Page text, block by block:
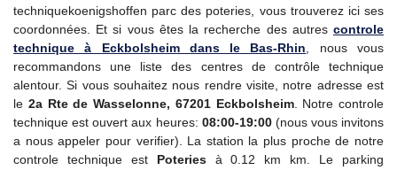
techniquekoenigshoffen parc des poteries, vous trouverez ici ses
coordonnées. Et si vous êtes la recherche des autres controle
technique à Eckbolsheim dans le Bas-Rhin , nous vous
recommandons une liste des centres de contrôle technique
alentour. Si vous souhaitez nous rendre visite, notre adresse est
le 2a Rte de Wasselonne, 67201 Eckbolsheim. Notre controle
technique est ouvert aux heures: 08:00-19:00(nous vous invitons
a nous appeler pour verifier). La station la plus proche de notre
controle technique est Poteriesà 0.12 km km. Le parking